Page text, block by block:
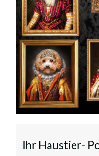
Ihr Haustier-